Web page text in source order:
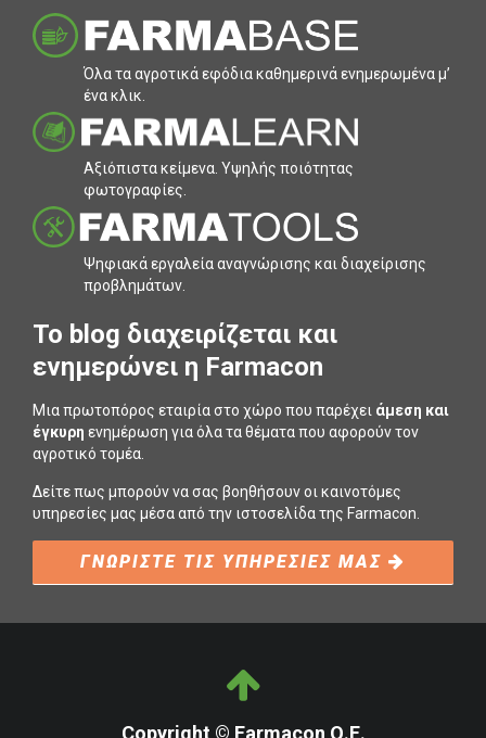
Όλα τα αγροτικά εφόδια καθηµερινά ενηµερωµένα µ’
ένα κλικ.
Αξιόπιστα κείµενα. Υψηλής ποιότητας
φωτογραφίες.
Ψηφιακά εργαλεία αναγνώρισης και διαχείρισης
προβληµάτων.
To blog διαχειρίζεται και
ενημερώνει η Farmacon
Μια πρωτοπόρος εταιρία στο χώρο που παρέχει άμεση και
έγκυρη ενημέρωση για όλα τα θέματα που αφορούν τον
αγροτικό τομέα.
Δείτε πως μπορούν να σας βοηθήσουν οι καινοτόμες
υπηρεσίες μας μέσα από την ιστοσελίδα της Farmacon.
ΓΝΩΡΙΣΤΕ ΤΙΣ ΥΠΗΡΕΣΙΕΣ ΜΑΣ
Copyright © Farmacon Ο.Ε.